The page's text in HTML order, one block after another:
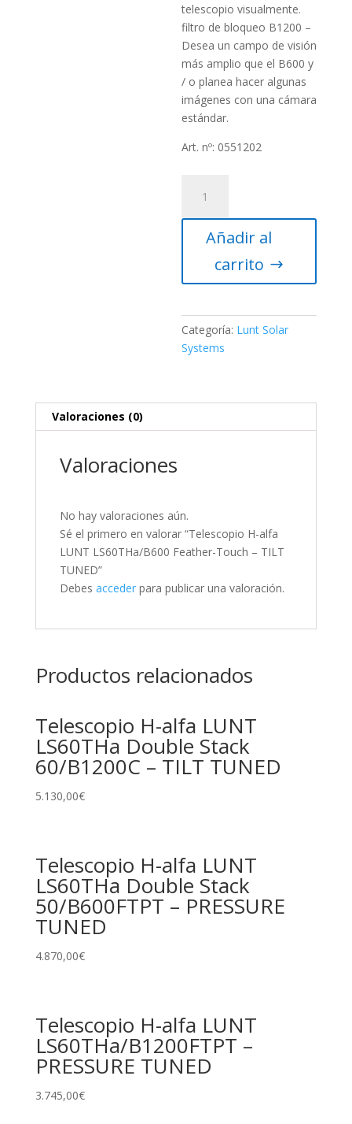
telescopio visualmente.
filtro de bloqueo B1200 –
Desea un campo de visión
más amplio que el B600 y
/ o planea hacer algunas
imágenes con una cámara
estándar.
Art. nº: 0551202
alfa
LUNT
LS60THa/B600
Feather-
TILT
TUNED
Añadir al
carrito
Categoría: Lunt Solar
Systems
Valoraciones (0)
Valoraciones
No hay valoraciones aún.
Sé el primero en valorar “Telescopio H-alfa
LUNT LS60THa/B600 Feather-Touch – TILT
TUNED”
Debes accederpara publicar una valoración.
Productos relacionados
Telescopio H-alfa LUNT
LS60THa Double Stack
60/B1200C – TILT TUNED
5.130,00€
Telescopio H-alfa LUNT
LS60THa Double Stack
50/B600FTPT – PRESSURE
TUNED
4.870,00€
Telescopio H-alfa LUNT
LS60THa/B1200FTPT –
PRESSURE TUNED
3.745,00€